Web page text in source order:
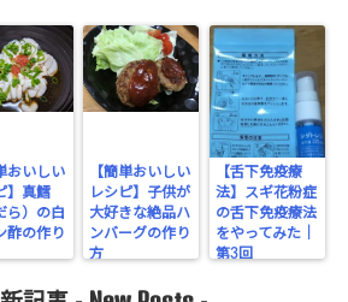
おいしい
】真鱈
ら）の白
酢の作り
【簡単おいしい
レシピ】子供が
大好きな絶品ハ
ンバーグの作り
方
【舌下免疫療
法】スギ花粉症
の舌下免疫療法
をやってみた｜
第3回